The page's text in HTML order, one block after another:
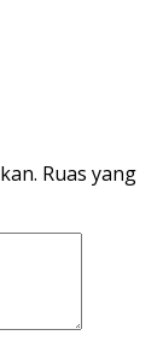
Ruas yang